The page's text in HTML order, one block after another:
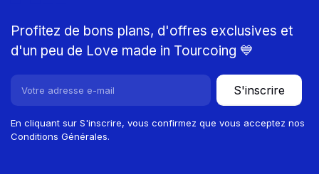
Profitez de bons plans, d'offres exclusives et
d'un peu de Love made in Tourcoing 💙
S'inscrire
En cliquant sur S'inscrire, vous confirmez que vous acceptez nos
Conditions Générales.